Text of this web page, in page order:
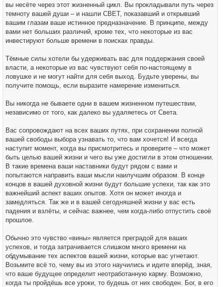
вы несёте через этот жизненный цикл. Вы прокладывали путь через
темноту вашей души – и нашли СВЕТ, показавший и открывший
вашим глазам ваше истинное предназначение. В принципе, между
вами нет больших различий, кроме тех, что некоторые из вас
инвестируют больше времени в поисках правды.
Тёмные силы хотели бы удерживать вас для поддержания своей
власти, а некоторые из вас чувствуют себя по-настоящему в
ловушке и не могут найти для себя выход. Будьте уверены, вы
получите помощь, если выразите намерение измениться.
Вы никогда не бываете одни в вашем жизненном путешествии,
независимо от того, как далеко вы удаляетесь от Света.
Вас сопровождают на всех ваших путях, при сохранении полной
вашей свободы выбора узнавать то, что вам хочется! И всегда
наступит момент, когда вы присмотритесь и проверите – что может
быть целью вашей жизни и чего вы уже достигли в этом отношении.
В такие времена ваши наставники будут рядом с вами и
попытаются направить ваши мысли наилучшим образом. В конце
концов в вашей духовной жизни будут большие успехи, так как это
важнейший аспект ваших опытов. Хотя он может иногда и
замедляться. Так же и в вашей сегодняшней жизни у вас есть
падения и взлёты, и сейчас важнее, чем когда-либо отпустить своё
прошлое.
Обычно это чувство «вины» является преградой для ваших
успехов, и тогда затрачивается слишком много времени на
обдумывание тех аспектов вашей жизни, которые вас угнетают.
Возьмите всё то, чему вы из этого научились и идите вперёд, зная,
что ваше будущее определит неотработанную карму. Возможно,
когда ты пройдёшь все уроки, то будешь от них свободен. Бог, в его